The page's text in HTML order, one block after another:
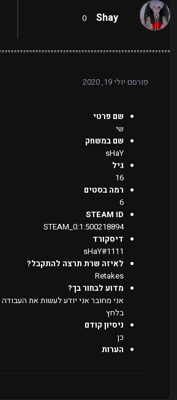
Shay
0
פורסם יולי 19, 2020
שם פרטי
שי
שם במשחק
sHaY
גיל
16
רמה בסטים
6
STEAM ID
STEAM_0:1:500218894
דיסקורד
sHaY#1111
לאיזה שרת תרצה להתקבל?
Retakes
מדוע לבחור בך?
אני מחובר אני יודע לעשות את העבודה
בלחץ
ניסיון קודם
כן
הערות